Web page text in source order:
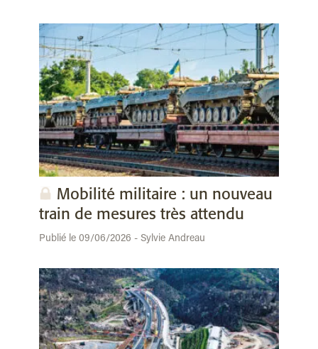
Mobilité militaire : un nouveau
train de mesures très attendu
Publié le 09/06/2026 - Sylvie Andreau